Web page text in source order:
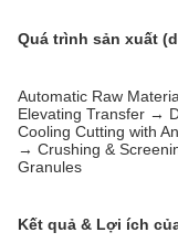
Quá trình sản xuất
Automatic Raw
Elevating Transfer →
Cooling Cutting with
→ Crushing &
Granules
Kết quả & Lợi ích